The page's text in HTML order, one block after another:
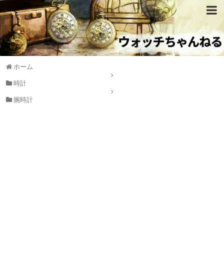
ホーム
時計
腕時計